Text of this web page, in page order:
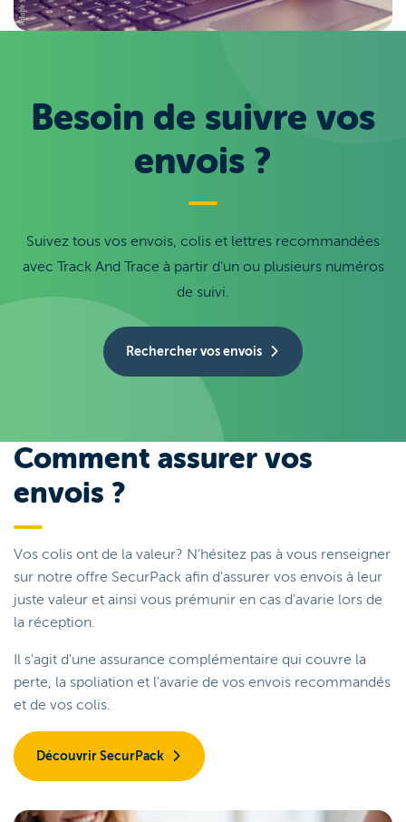
Besoin de suivre vos
envois ?
Suivez tous vos envois, colis et lettres recommandées
avec Track And Trace à partir d'un ou plusieurs numéros
de suivi.
Rechercher vos envois
Comment assurer vos
envois ?
Vos colis ont de la valeur? N'hésitez pas à vous renseigner
sur notre offre SecurPack afin d'assurer vos envois à leur
juste valeur et ainsi vous prémunir en cas d'avarie lors de
la réception.
Il s'agit d'une assurance complémentaire qui couvre la
perte, la spoliation et l'avarie de vos envois recommandés
et de vos colis.
Découvrir SecurPack